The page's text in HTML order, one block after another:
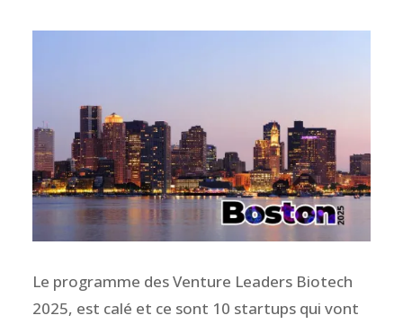
Le programme des Venture Leaders Biotech
2025, est calé et ce sont 10 startups qui vont